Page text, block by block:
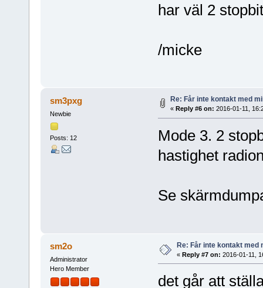
har väl 2
/micke
sm3pxg
Newbie
Posts: 12
Re: Får inte kontakt med
« Reply #6 on: 2016-01-11,
Mode 3. 2
hastighet
Se
sm2o
Administrator
Hero Member
Re: Får inte kontakt med
« Reply #7 on: 2016-01-11,
det går att